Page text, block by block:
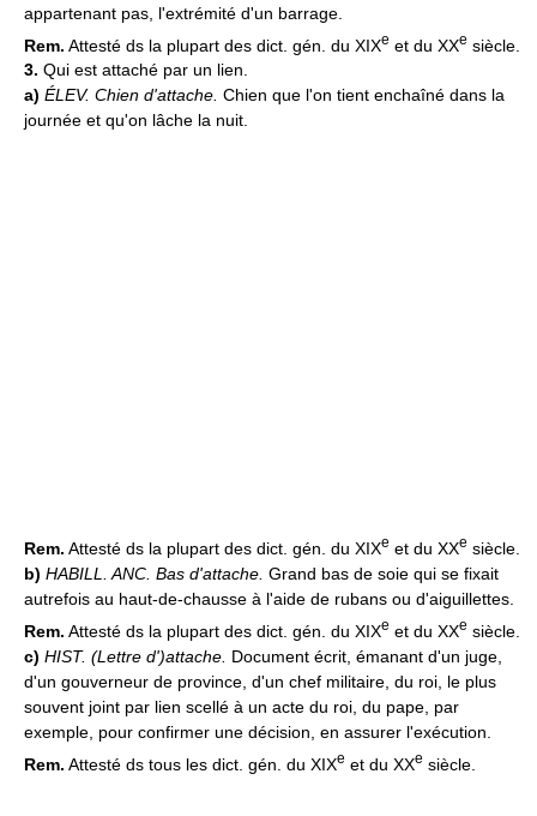
appartenant pas, l'extrémité d'un barrage.
Rem. Attesté ds la plupart des dict. gén. du XIXe et du XXe siècle.
3. Qui est attaché par un lien.
a) ÉLEV. Chien d'attache. Chien que l'on tient enchaîné dans la
journée et qu'on lâche la nuit.
Rem. Attesté ds la plupart des dict. gén. du XIXe et du XXe siècle.
b) HABILL. ANC. Bas d'attache. Grand bas de soie qui se fixait
autrefois au haut-de-chausse à l'aide de rubans ou d'aiguillettes.
Rem. Attesté ds la plupart des dict. gén. du XIXe et du XXe siècle.
c) HIST. (Lettre d')attache. Document écrit, émanant d'un juge,
d'un gouverneur de province, d'un chef militaire, du roi, le plus
souvent joint par lien scellé à un acte du roi, du pape, par
exemple, pour confirmer une décision, en assurer l'exécution.
Rem. Attesté ds tous les dict. gén. du XIXe et du XXe siècle.